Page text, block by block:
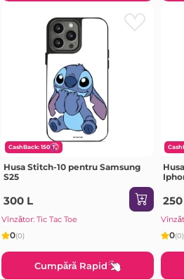
CashBack: 150
Husa Stitch-10 pentru Samsung
S25
300 L
Vînzător: Tic Tac Toe
0(0)
Cumpără Rapid
0(0)